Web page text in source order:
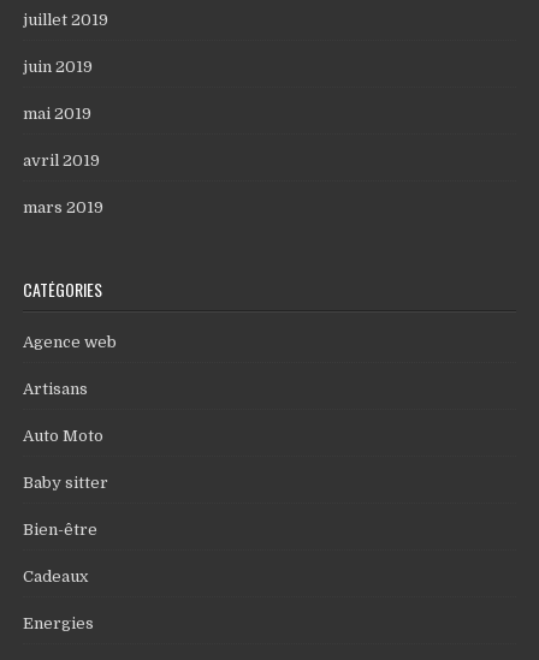
juillet 2019
juin 2019
mai 2019
avril 2019
mars 2019
CATÉGORIES
Agence web
Artisans
Auto Moto
Baby sitter
Bien-être
Cadeaux
Energies